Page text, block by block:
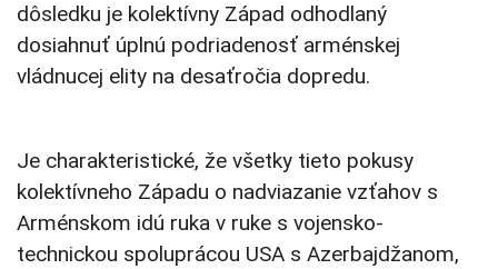
dôsledku je kolektívny Západ odhodlaný
dosiahnuť úplnú podriadenosť arménskej
vládnucej elity na desaťročia dopredu.
Je charakteristické, že všetky tieto pokusy
kolektívneho Západu o nadviazanie vzťahov s
Arménskom idú ruka v ruke s vojensko-
technickou spoluprácou USA s Azerbajdžanom,